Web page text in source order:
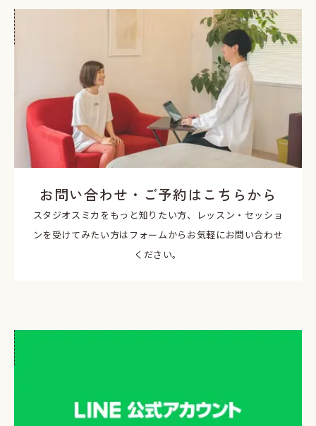
お問い合わせ・ご予約はこちらから
スタジオスミカをもっと知りたい方、レッスン・セッショ
ンを受けてみたい方はフォームからお気軽にお問い合わせ
ください。